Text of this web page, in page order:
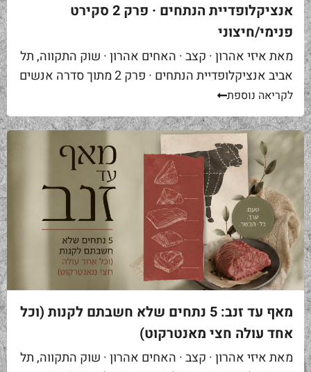
אנציקלופדיית הנתחים · פרק 2 סקירט
פנימי/חיצוני
מאת איזי אהרון · קצב · האחים אהרון · שוק התקווה, תל
אביב אנציקלופדיית הנתחים · פרק 2 מתוך סדרה אנשים
באים אליי בקצביה ומבקשים "סקירט". שאלה ראשונה...
לקריאה נוספת
מאף עד זנב: 5 נתחים שלא חשבתם לקנות (וכל
אחד עולה חצי מאנטרקוט)
מאת איזי אהרון · קצב · האחים אהרון · שוק התקווה, תל